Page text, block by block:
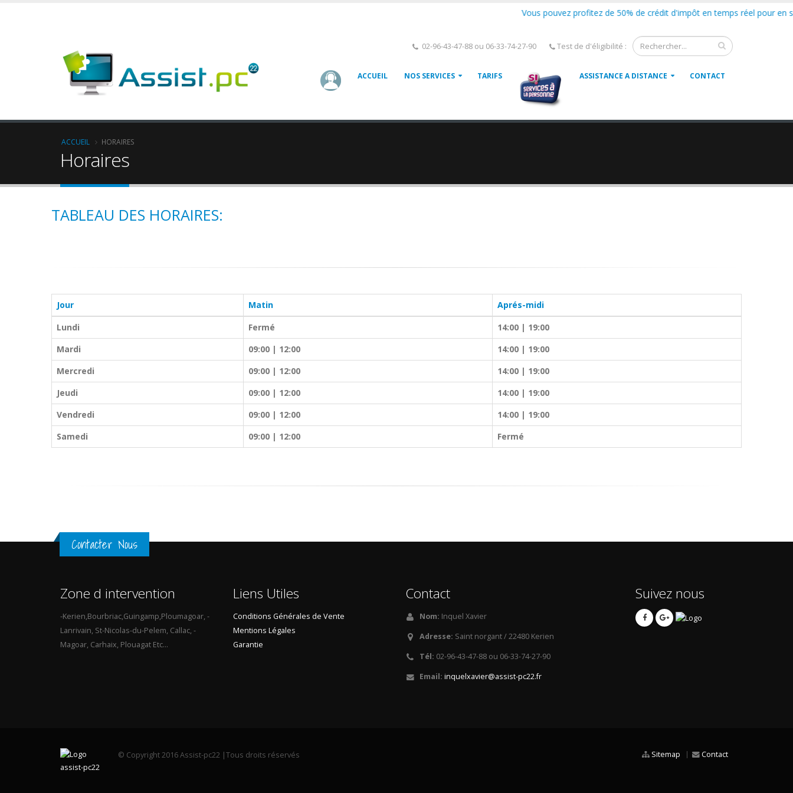
Vous pouvez profitez de 50% de crédit d'impôt en temps réel pour en
02-96-43-47-88 ou 06-33-74-27-90 Test de d'éligibilité :
ACCUEIL NOS SERVICES TARIFS ASSISTANCE A DISTANCE CONTACT
ACCUEIL HORAIRES
Horaires
TABLEAU DES HORAIRES:
Jour Matin
Aprés-midi
Lundi
Fermé
14:00 | 19:00
Mardi
09:00 | 12:00
14:00 | 19:00
Mercredi
09:00 | 12:00
14:00 | 19:00
Jeudi
09:00 | 12:00
14:00 | 19:00
Vendredi
09:00 | 12:00
14:00 | 19:00
Samedi
09:00 | 12:00 Fermé
Contacter Nous
Zone d intervention
-Kerien,Bourbriac,Guingamp,Ploumagoar, -
Lanrivain, St-Nicolas-du-Pelem, Callac, -
Magoar, Carhaix, Plouagat Etc...
Liens Utiles
Conditions Générales de Vente
Mentions Légales
Garantie
Contact
Nom: Inquel Xavier
Adresse: Saint norgant / 22480 Kerien
Tél: 02-96-43-47-88 ou 06-33-74-27-90
Email: inquelxavier@assist-pc22.fr
Suivez nous
© Copyright 2016 Assist-pc22 |Tous droits réservés Sitemap Contact